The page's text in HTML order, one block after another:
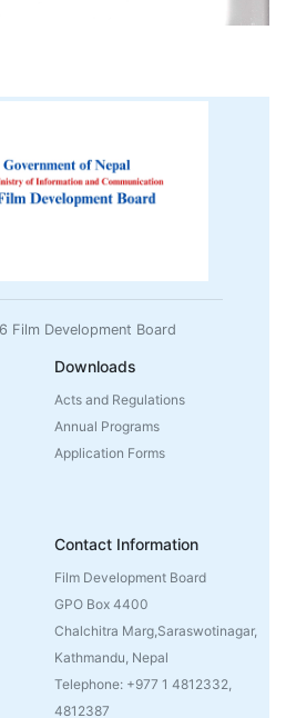
Development Board
Downloads
Acts and Regulations
Annual Programs
Application Forms
Contact Information
Film Development Board
GPO Box 4400
Chalchitra Marg,Saraswotinagar,
Kathmandu, Nepal
Telephone: +977 1 4812332,
4812387